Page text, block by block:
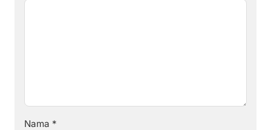
Nama *